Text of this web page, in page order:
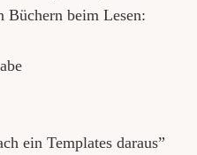
Büchern beim Lesen:
ein Templates daraus”